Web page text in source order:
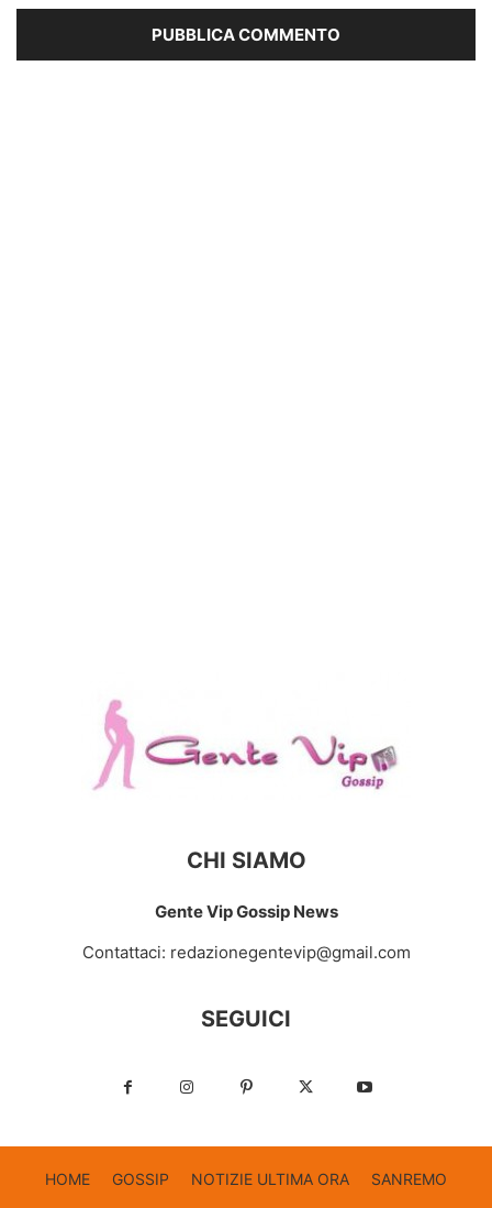
CHI SIAMO
Gente Vip Gossip News
Contattaci: redazionegentevip@gmail.com
SEGUICI
HOME GOSSIP NOTIZIE ULTIMA ORA SANREMO